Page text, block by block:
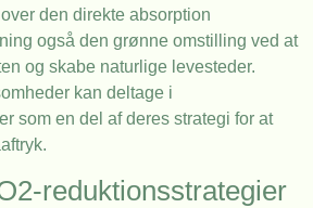
den direkte absorption
også den grønne omstilling ved at
og skabe naturlige levesteder.
kan deltage i
som en del af deres strategi for at
reduktionsstrategier